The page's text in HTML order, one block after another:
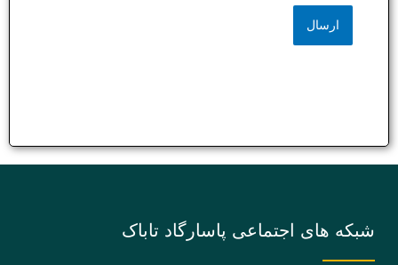
شبکه های اجتماعی پاسارگاد تاباک